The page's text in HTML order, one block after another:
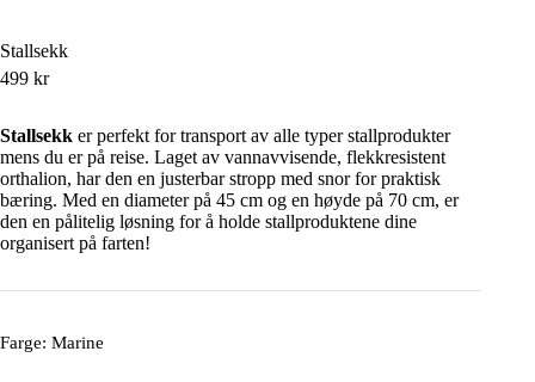
Stallsekk
499 kr
Stallsekk er perfekt for transport av alle typer stallprodukter
mens du er på reise. Laget av vannavvisende, flekkresistent
orthalion, har den en justerbar stropp med snor for praktisk
bæring. Med en diameter på 45 cm og en høyde på 70 cm, er
den en pålitelig løsning for å holde stallproduktene dine
organisert på farten!
Farge: Marine